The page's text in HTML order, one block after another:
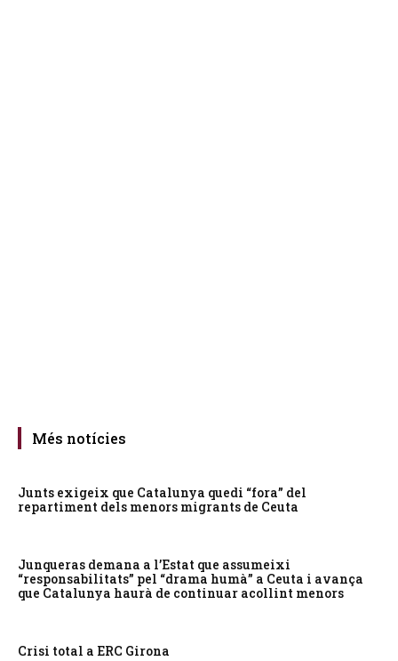
Més notícies
Junts exigeix que Catalunya quedi “fora” del
repartiment dels menors migrants de Ceuta
Junqueras demana a l’Estat que assumeixi
“responsabilitats” pel “drama humà” a Ceuta i avança
que Catalunya haurà de continuar acollint menors
Crisi total a ERC Girona